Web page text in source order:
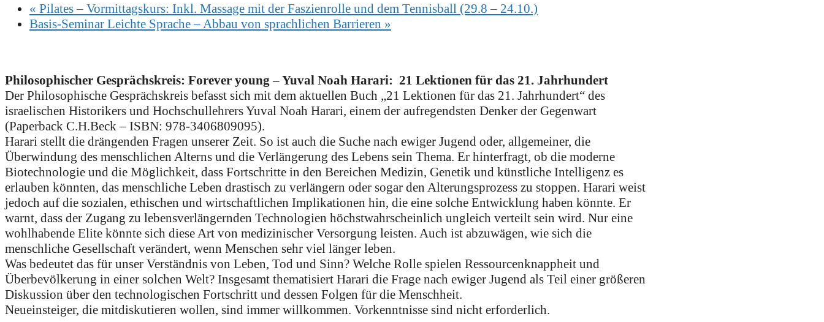
« Pilates – Vormittagskurs: Inkl. Massage mit der Faszienrolle und dem Tennisball (29.8 – 24.10.)
Basis-Seminar Leichte Sprache – Abbau von sprachlichen Barrieren »
Philosophischer Gesprächskreis: Forever young – Yuval Noah Harari: 21 Lektionen für das 21. Jahrhundert
Der Philosophische Gesprächskreis befasst sich mit dem aktuellen Buch „21 Lektionen für das 21. Jahrhundert“ des
israelischen Historikers und Hochschullehrers Yuval Noah Harari, einem der aufregendsten Denker der Gegenwart
(‎Paperback C.H.Beck – ISBN: 978-3406809095).
Harari stellt die drängenden Fragen unserer Zeit. So ist auch die Suche nach ewiger Jugend oder, allgemeiner, die
Überwindung des menschlichen Alterns und die Verlängerung des Lebens sein Thema. Er hinterfragt, ob die moderne
Biotechnologie und die Möglichkeit, dass Fortschritte in den Bereichen Medizin, Genetik und künstliche Intelligenz es
erlauben könnten, das menschliche Leben drastisch zu verlängern oder sogar den Alterungsprozess zu stoppen. Harari weist
jedoch auf die sozialen, ethischen und wirtschaftlichen Implikationen hin, die eine solche Entwicklung haben könnte. Er
warnt, dass der Zugang zu lebensverlängernden Technologien höchstwahrscheinlich ungleich verteilt sein wird. Nur eine
wohlhabende Elite könnte sich diese Art von medizinischer Versorgung leisten. Auch ist abzuwägen, wie sich die
menschliche Gesellschaft verändert, wenn Menschen sehr viel länger leben.
Was bedeutet das für unser Verständnis von Leben, Tod und Sinn? Welche Rolle spielen Ressourcenknappheit und
Überbevölkerung in einer solchen Welt? Insgesamt thematisiert Harari die Frage nach ewiger Jugend als Teil einer größeren
Diskussion über den technologischen Fortschritt und dessen Folgen für die Menschheit.
Neueinsteiger, die mitdiskutieren wollen, sind immer willkommen. Vorkenntnisse sind nicht erforderlich.